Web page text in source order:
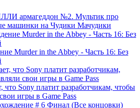
армагеддон №2. Мультик про
машинки на Чудики Мачудики
Murder in the Abbey - Часть 16: Без
что Sony платит разработчикам, чтобы
игры в Game Pass